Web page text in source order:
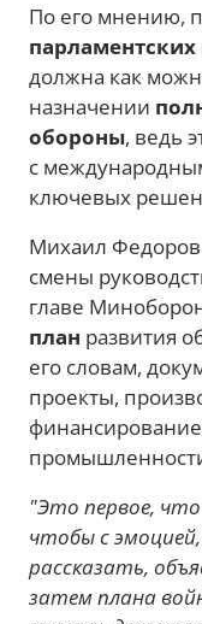
По его мнению,
должна как
назначении
обороны, ведь
с
ключевых
Михаил Федоров
смены
главе
план развития
его словам,
проекты,
"Это первое, что
чтобы с
рассказать,
затем плана